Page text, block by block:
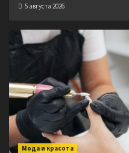
5 августа 2026
Мода и красота